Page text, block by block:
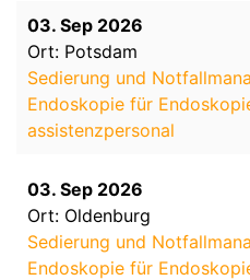
03. Sep 2026
Ort: Potsdam
Sedierung und
Endoskopie für
assistenzpersonal
03. Sep 2026
Ort: Oldenburg
Sedierung und
Endoskopie für